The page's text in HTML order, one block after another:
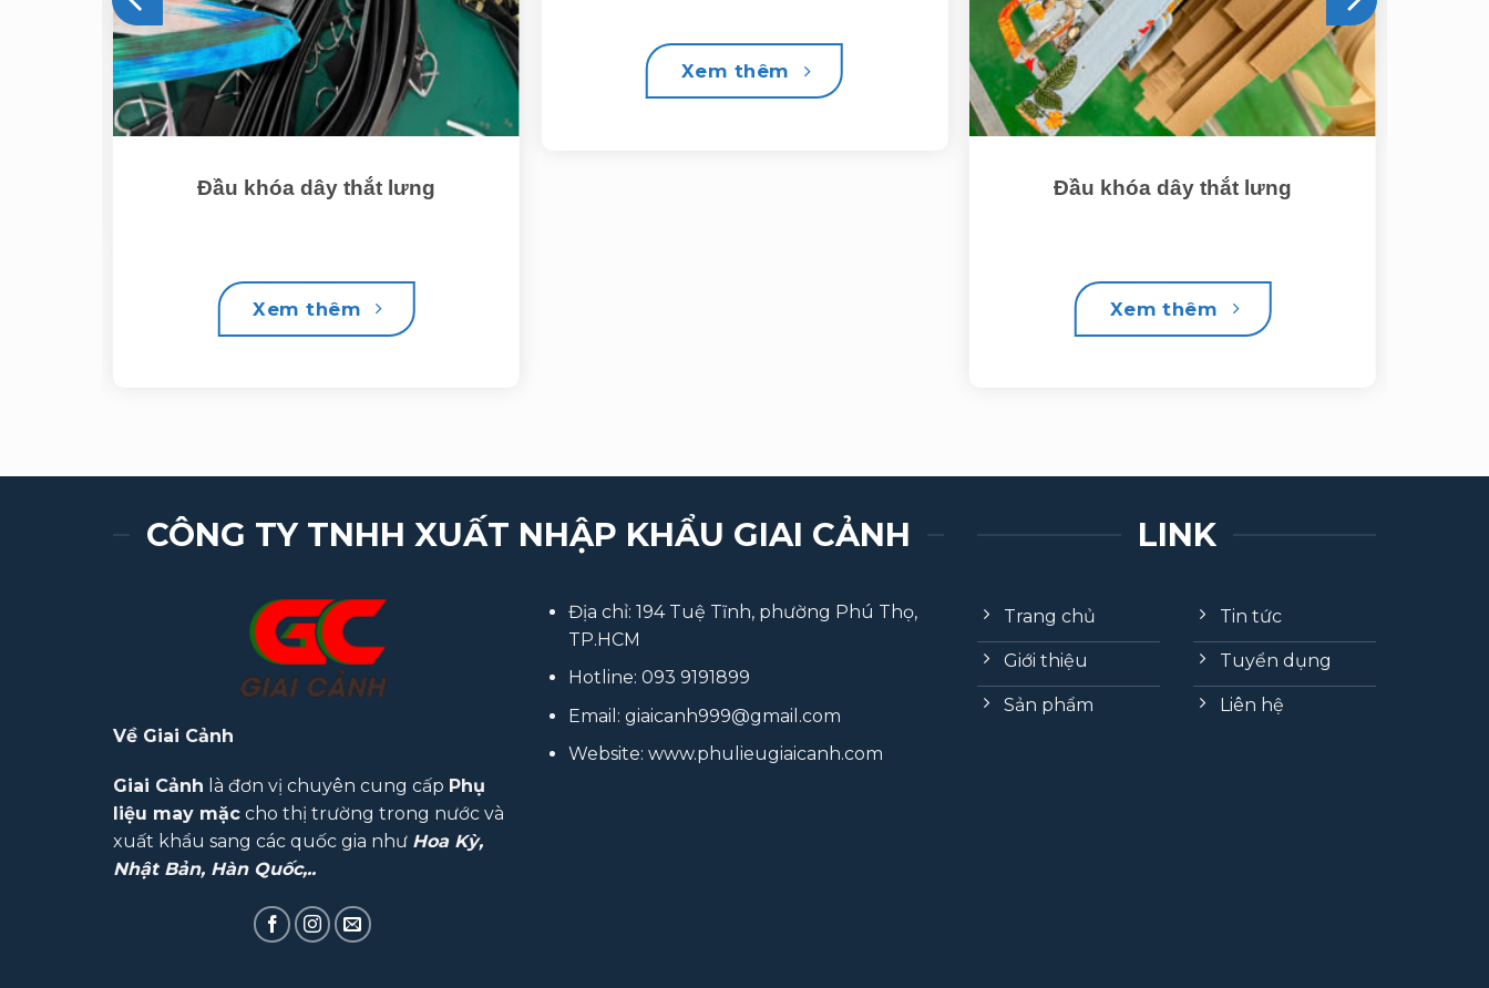
Đầu khóa dây thắt lưng
Xem thêm
Xem thêm
Đầu khóa dây thắt lưng
Xem thêm
CÔNG TY TNHH XUẤT NHẬP KHẨU GIAI CẢNH
Về Giai Cảnh
Giai Cảnh là đơn vị chuyên cung cấp Phụ
liệu may mặc cho thị trường trong nước và
xuất khẩu sang các quốc gia như Hoa Kỳ,
Nhật Bản, Hàn Quốc,..
Địa chỉ: 194 Tuệ Tĩnh, phường Phú Thọ,
TP.HCM
Hotline: 093 9191899
Email: giaicanh999@gmail.com
Website: www.phulieugiaicanh.com
LINK
Trang chủ
Giới thiệu
Sản phẩm
Tin tức
Tuyển dụng
Liên hệ